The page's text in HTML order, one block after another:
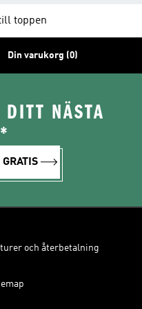
toppen
Din varukorg (0)
NÄSTA
och återbetalning